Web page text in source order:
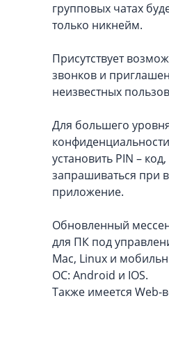
групповых чатах
только никнейм.
Присутствует
звонков и
неизвестных
Для большего
установить PIN –
запрашиваться при
приложение.
Обновленный
для ПК под
Mac, Linux и
ОС: Android и IOS.
Также имеется Web-